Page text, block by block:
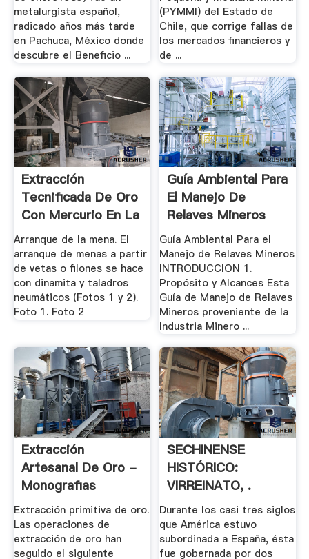
metalurgista español,
radicado años más tarde
en Pachuca, México donde
descubre el Beneficio ...
(PYMMI) del Estado de
Chile, que corrige fallas de
los mercados financieros y
de ...
Extracción
Tecnificada De Oro
Con Mercurio En La
.
Arranque de la mena. El
arranque de menas a partir
de vetas o filones se hace
con dinamita y taladros
neumáticos (Fotos 1 y 2).
Foto 1. Foto 2
Guía Ambiental Para
El Manejo De
Relaves Mineros
Guía Ambiental Para el
Manejo de Relaves Mineros
INTRODUCCION 1.
Propósito y Alcances Esta
Guía de Manejo de Relaves
Mineros proveniente de la
Industria Minero ...
Extracción
Artesanal De Oro -
Monografias
Extracción primitiva de oro.
Las operaciones de
extracción de oro han
seguido el siguiente
SECHINENSE
HISTÓRICO:
VIRREINATO, .
Durante los casi tres siglos
que América estuvo
subordinada a España, ésta
fue gobernada por dos